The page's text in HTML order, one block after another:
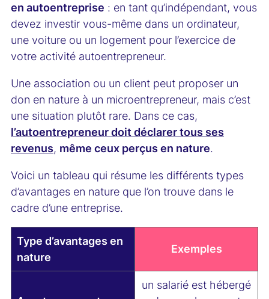
en autoentreprise : en tant qu’indépendant, vous
devez investir vous-même dans un ordinateur,
une voiture ou un logement pour l’exercice de
votre activité autoentrepreneur.
Une association ou un client peut proposer un
don en nature à un microentrepreneur, mais c’est
une situation plutôt rare. Dans ce cas,
l’autoentrepreneur doit déclarer tous ses
revenus, même ceux perçus en nature.
Voici un tableau qui résume les différents types
d’avantages en nature que l’on trouve dans le
cadre d’une entreprise.
Type d’avantages en
nature
Exemples
un salarié est hébergé